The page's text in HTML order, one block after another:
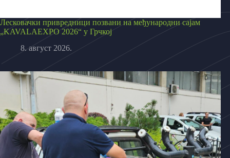
Лесковачки привредници позвани на међународни сајам
„KAVALAEXPO 2026“ у Грчкој
8. август 2026.